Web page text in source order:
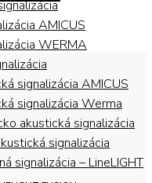
AMICUS
WERMA
signalizácia AMICUS
signalizácia Werma
akustická signalizácia
signalizácia
signalizácia – LineLIGHT